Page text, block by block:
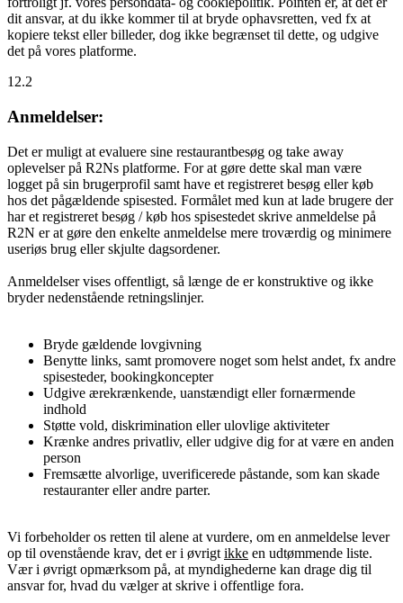
dit ansvar, at du ikke kommer til at bryde ophavsretten, ved fx at
kopiere tekst eller billeder, dog ikke begrænset til dette, og udgive
det på vores platforme.
12.2
Anmeldelser:
Det er muligt at evaluere sine restaurantbesøg og take away
oplevelser på R2Ns platforme. For at gøre dette skal man være
logget på sin brugerprofil samt have et registreret besøg eller køb
hos det pågældende spisested. Formålet med kun at lade brugere der
har et registreret besøg / køb hos spisestedet skrive anmeldelse på
R2N er at gøre den enkelte anmeldelse mere troværdig og minimere
useriøs brug eller skjulte dagsordener.
Anmeldelser vises offentligt, så længe de er konstruktive og ikke
bryder nedenstående retningslinjer.
Bryde gældende lovgivning
Benytte links, samt promovere noget som helst andet, fx andre
spisesteder, bookingkoncepter
Udgive ærekrænkende, uanstændigt eller fornærmende
indhold
Støtte vold, diskrimination eller ulovlige aktiviteter
Krænke andres privatliv, eller udgive dig for at være en anden
person
Fremsætte alvorlige, uverificerede påstande, som kan skade
restauranter eller andre parter.
Vi forbeholder os retten til alene at vurdere, om en anmeldelse lever
op til ovenstående krav, det er i øvrigt ikke en udtømmende liste.
Vær i øvrigt opmærksom på, at myndighederne kan drage dig til
ansvar for, hvad du vælger at skrive i offentlige fora.